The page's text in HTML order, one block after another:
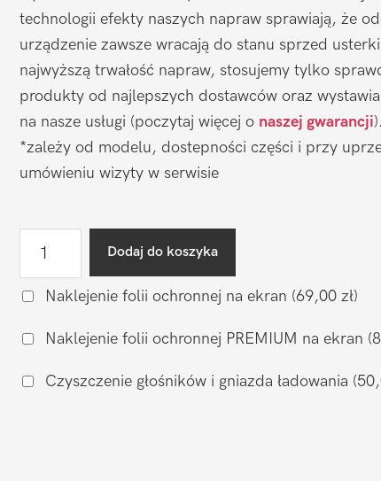
technologii efekty naszych napraw sprawiają, że
urządzenie zawsze wracają do stanu sprzed
najwyższą trwałość napraw, stosujemy tylko
produkty od najlepszych dostawców oraz
na nasze usługi (poczytaj więcej o naszej gwarancji).
*zależy od modelu, dostepności części i przy
umówieniu wizyty w serwisie
mikrofonu
Galaxy
Dodaj do koszyka
Naklejenie folii ochronnej na ekran (69,00 zł)
Naklejenie folii ochronnej PREMIUM na ekran
Czyszczenie głośników i gniazda ładowania